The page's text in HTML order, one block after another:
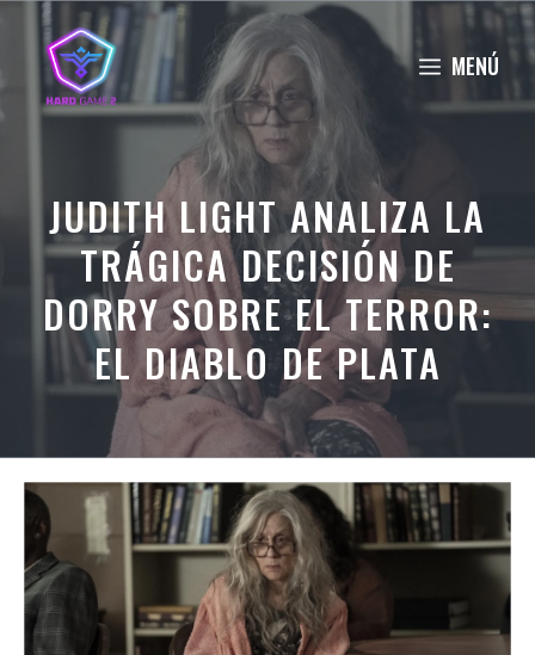
contenido
MENÚ
JUDITH LIGHT ANALIZA LA
TRÁGICA DECISIÓN DE
DORRY SOBRE EL TERROR:
EL DIABLO DE PLATA